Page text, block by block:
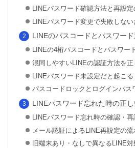
LINEパスワード確認方法と再設
LINEパスワード変更で失敗しな
LINEのパスコードとパスワー
LINEの4桁パスコードとパスワー
混同しやすいLINEの認証方法を
LINEパスワード未設定だと起こ
パスコードロックとログインパス
LINEパスワード忘れた時の正
LINEパスワード忘れ時の確認・
メール認証によるLINE再設定の流
旧端末あり・なしで異なるLINE